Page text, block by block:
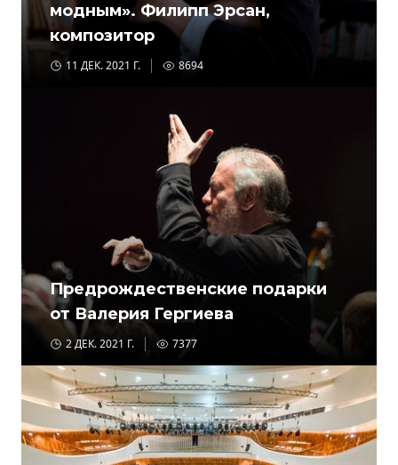
модным». Филипп Эрсан,
композитор
11 ДЕК. 2021 Г. 8694
Предрождественские подарки
от Валерия Гергиева
2 ДЕК. 2021 Г. 7377